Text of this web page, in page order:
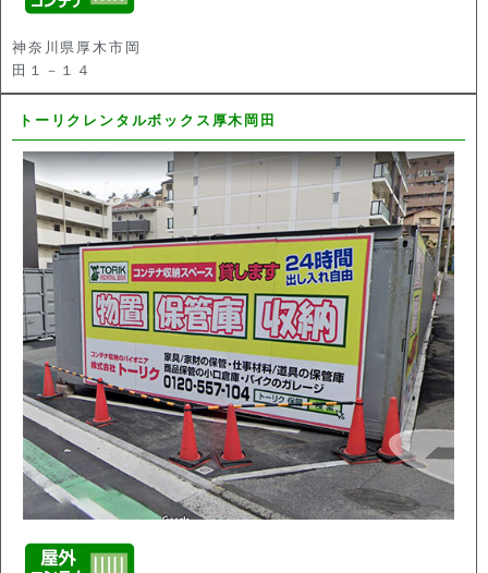
神奈川県厚木市岡
田１－１４
トーリクレンタルボックス厚木岡田